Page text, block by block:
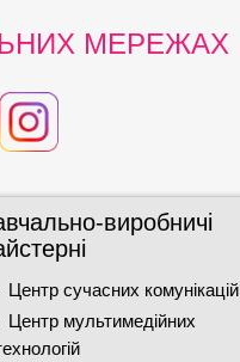
МЕРЕЖАХ
виробничі
Центр сучасних комунікацій
Центр мультимедійних